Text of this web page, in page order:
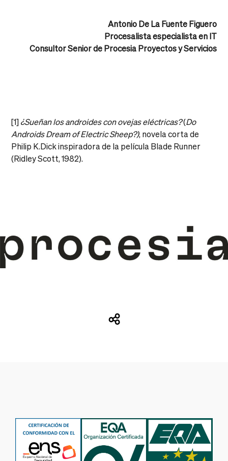
Antonio De La Fuente Figuero
Procesalista especialista en IT
Consultor Senior de Procesia Proyectos y Servicios
[1]¿Sueñan los androides con ovejas eléctricas?(Do
Androids Dream of Electric Sheep?), novela corta de
Philip K.Dick inspiradora de la película Blade Runner
(Ridley Scott, 1982).